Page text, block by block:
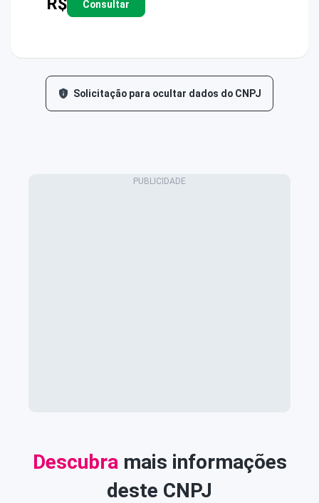
Consultar
Solicitação para ocultar dados do CNPJ
Descubramais informações
deste CNPJ